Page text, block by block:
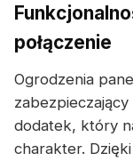
połączenie
Ogrodzenia
dodatek, który
charakter.